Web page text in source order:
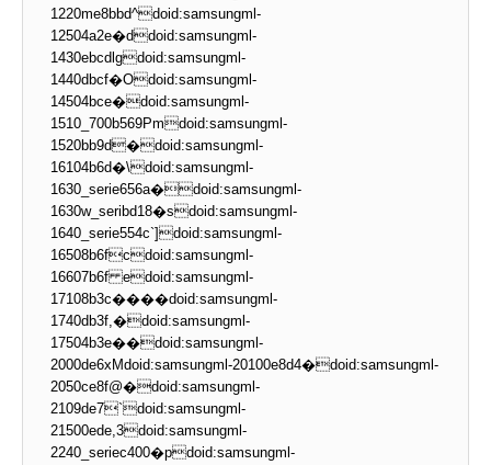
1220me8bbd^doid:samsungml-
12504a2e�ddoid:samsungml-
1430ebcdlgdoid:samsungml-
1440dbcf�Odoid:samsungml-
14504bce�doid:samsungml-
1510_700b569Pmdoid:samsungml-
1520bb9d�doid:samsungml-
16104b6d�\doid:samsungml-
1630_serie656a�doid:samsungml-
1630w_seribd18�sdoid:samsungml-
1640_serie554c`]doid:samsungml-
16508b6fcdoid:samsungml-
16607b6f edoid:samsungml-
17108b3c����doid:samsungml-
1740db3f,�doid:samsungml-
17504b3e��doid:samsungml-
2000de6xMdoid:samsungml-20100e8d4�doid:samsungml-
2050ce8f@�doid:samsungml-
2109de7`doid:samsungml-
21500ede,3doid:samsungml-
2240_seriec400�pdoid:samsungml-